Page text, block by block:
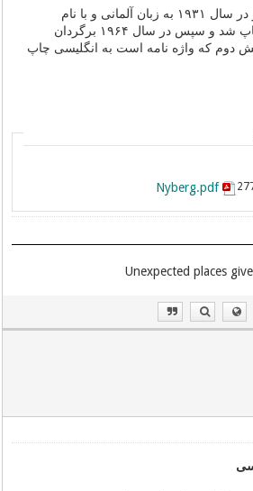
این واژه نامه نخستین بار در سال ۱۹۳۱ به زبان آلمانی و با نام
Hifsbuch des Pehlevi چاپ شد و سپس در سال ۱۹۶۴ برگردان
که واژه نامه است به انگلیسی چاپ
Nyberg.pdf